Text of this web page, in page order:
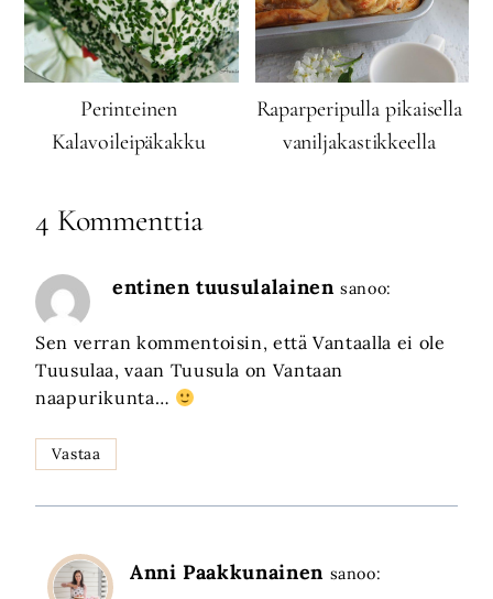
Perinteinen
Kalavoileipäkakku
Raparperipulla pikaisella
vaniljakastikkeella
4 Kommenttia
entinen tuusulalainen sanoo:
Sen verran kommentoisin, että Vantaalla ei ole
Tuusulaa, vaan Tuusula on Vantaan
naapurikunta…
Vastaa
Anni Paakkunainen sanoo: